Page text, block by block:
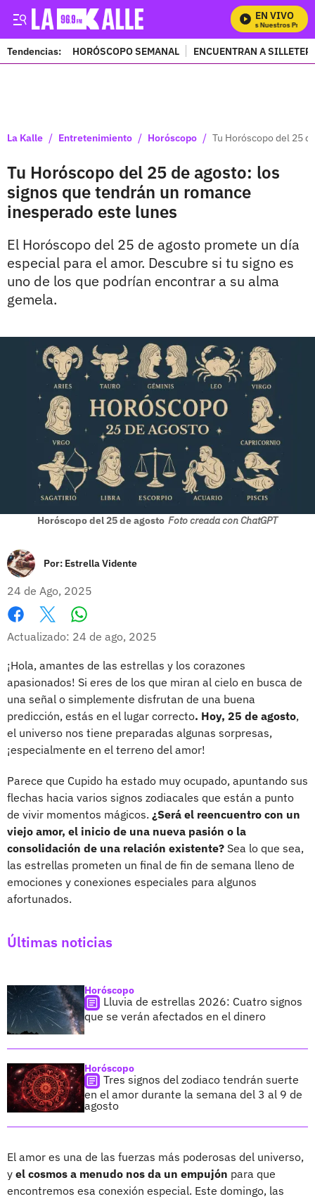
EN VIVO
Mira Todos Nuestros
Tendencias: HORÓSCOPO SEMANAL ENCUENTRAN A
La Kalle / Entretenimiento / Horóscopo / Tu Horóscopo del 25
Tu Horóscopo del 25 de agosto: los
signos que tendrán un romance
inesperado este lunes
El Horóscopo del 25 de agosto promete un día
especial para el amor. Descubre si tu signo es
uno de los que podrían encontrar a su alma
gemela.
Horóscopo del 25 de agosto Foto creada con ChatGPT
Por: Estrella Vidente
24 de Ago, 2025
Facebook
X
Actualizado: 24 de ago, 2025
¡Hola, amantes de las estrellas y los corazones
apasionados! Si eres de los que miran al cielo en busca de
una señal o simplemente disfrutan de una buena
predicción, estás en el lugar correcto. Hoy, 25 de agosto,
el universo nos tiene preparadas algunas sorpresas,
¡especialmente en el terreno del amor!
Parece que Cupido ha estado muy ocupado, apuntando sus
flechas hacia varios signos zodiacales que están a punto
de vivir momentos mágicos. ¿Será el reencuentro con un
viejo amor, el inicio de una nueva pasión o la
consolidación de una relación existente? Sea lo que sea,
las estrellas prometen un final de fin de semana lleno de
emociones y conexiones especiales para algunos
afortunados.
Últimas noticias
Horóscopo
Lluvia de estrellas 2026: Cuatro signos
que se verán afectados en el dinero
Horóscopo
Tres signos del zodiaco tendrán suerte
en el amor durante la semana del 3 al 9 de
agosto
El amor es una de las fuerzas más poderosas del universo,
y el cosmos a menudo nos da un empujón para que
encontremos esa conexión especial. Este domingo, las